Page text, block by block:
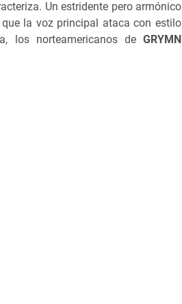
Un estridente pero armónico
la voz principal ataca con estilo
los norteamericanos de GRYMN